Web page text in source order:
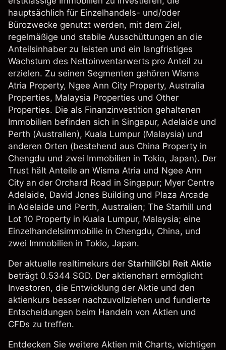
hauptsächlich für Einzelhandels- und/oder
Bürozwecke genutzt werden, mit dem Ziel,
regelmäßige und stabile Ausschüttungen an die
Anteilsinhaber zu leisten und ein langfristiges
Wachstum des Nettoinventarwerts pro Anteil zu
erzielen. Zu seinen Segmenten gehören Wisma
Atria Property, Ngee Ann City Property, Australia
Properties, Malaysia Properties und Other
Properties. Die als Finanzinvestition gehaltenen
Immobilien befinden sich in Singapur, Adelaide und
Perth (Australien), Kuala Lumpur (Malaysia) und
anderen Orten (bestehend aus China Property in
Chengdu und zwei Immobilien in Tokio, Japan). Der
Trust hält Anteile an Wisma Atria und Ngee Ann
City an der Orchard Road in Singapur; Myer Centre
Adelaide, David Jones Building und Plaza Arcade
in Adelaide und Perth, Australien; The Starhill und
Lot 10 Property in Kuala Lumpur, Malaysia; eine
Einzelhandelsimmobilie in Chengdu, China, und
zwei Immobilien in Tokio, Japan.
Der aktuelle realtimekurs der StarhillGbl Reit Aktie
beträgt 0.5344 SGD. Der aktienchart ermöglicht
Investoren, die Entwicklung der Aktie und den
aktienkurs besser nachzuvollziehen und fundierte
Entscheidungen beim Handeln von Aktien und
CFDs zu treffen.
Entdecken Sie weitere Aktien mit Charts, wichtigen